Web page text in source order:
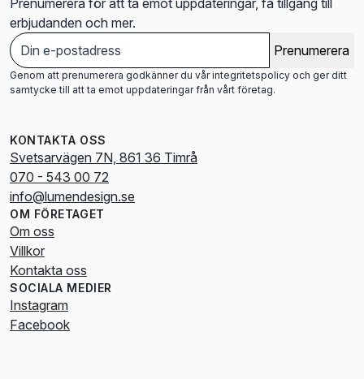
Prenumerera för att ta emot uppdateringar, få tillgång till
erbjudanden och mer.
Prenumerera
Genom att prenumerera godkänner du vår integritetspolicy och ger ditt
samtycke till att ta emot uppdateringar från vårt företag.
KONTAKTA OSS
Svetsarvägen 7N, 861 36 Timrå
070 - 543 00 72
info@lumendesign.se
OM FÖRETAGET
Om oss
Villkor
Kontakta oss
SOCIALA MEDIER
Instagram
Facebook